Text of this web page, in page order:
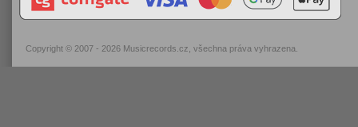
Copyright © 2007 - 2026 Musicrecords.cz , všechna práva vyhrazena.